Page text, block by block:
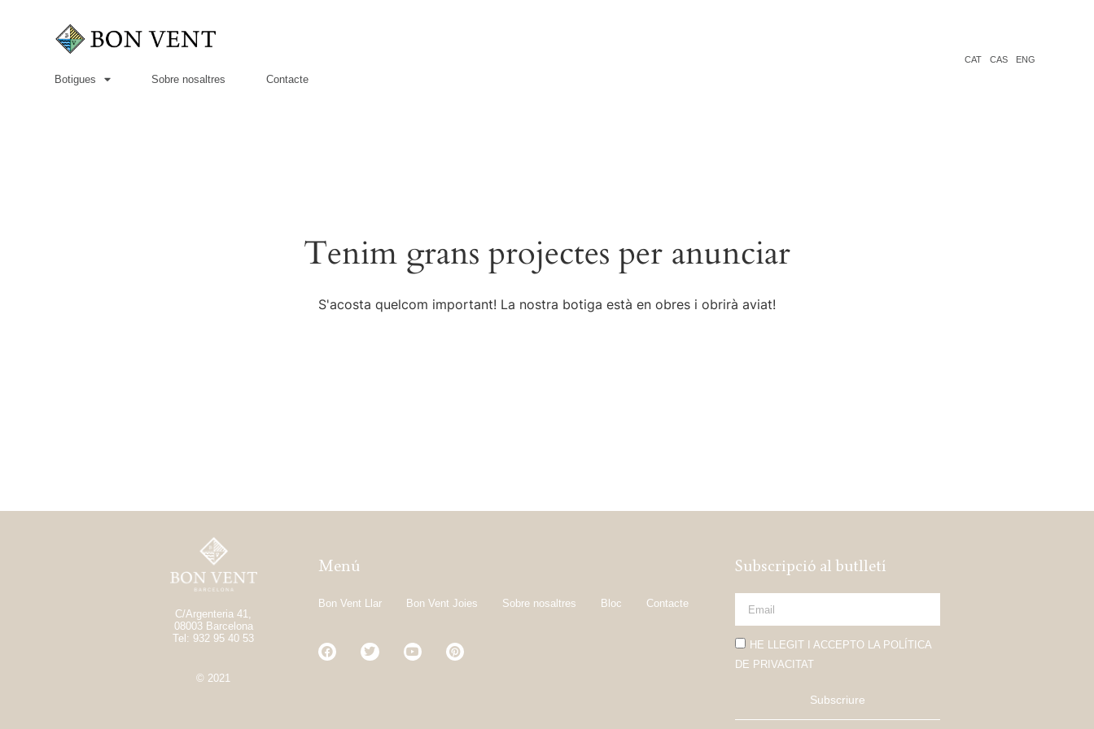
Botigues Sobre nosaltres Contacte
CAT CAS ENG
Tenim grans projectes per anunciar
S'acosta quelcom important! La nostra botiga està en obres i obrirà aviat!
C/Argenteria 41,
08003 Barcelona
Tel: 932 95 40 53
© 2021
Menú
Bon Vent Llar Bon Vent Joies Sobre nosaltres Bloc Contacte
Subscripció al butlletí
HE LLEGIT I ACCEPTO LA POLÍTICA
DE PRIVACITAT
Subscriure